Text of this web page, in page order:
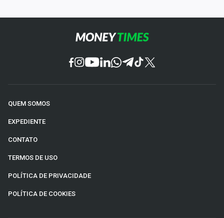
QUEM SOMOS
EXPEDIENTE
CONTATO
TERMOS DE USO
POLÍTICA DE PRIVACIDADE
POLÍTICA DE COOKIES